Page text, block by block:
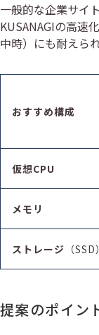
一般的な企業サイ
KUSANAGIの高速
中時）にも耐えら
おすすめ構成
仮想CPU
メモリ
ストレージ （SSD）
提案のポイン